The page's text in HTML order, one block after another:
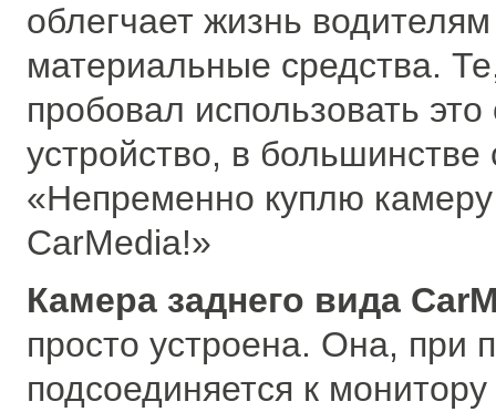
облегчает жизнь
материальные средства.
пробовал использовать
устройство, в
«Непременно куплю
CarMedia!»
Камера заднего вида
просто устроена. Она, при
подсоединяется к